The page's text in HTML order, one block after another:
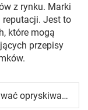
z rynku. Marki
reputacji. Jest to
które mogą
przepisy
Jak używać opryskiwacza z trygerem do równomiernego rozpylania mgły?